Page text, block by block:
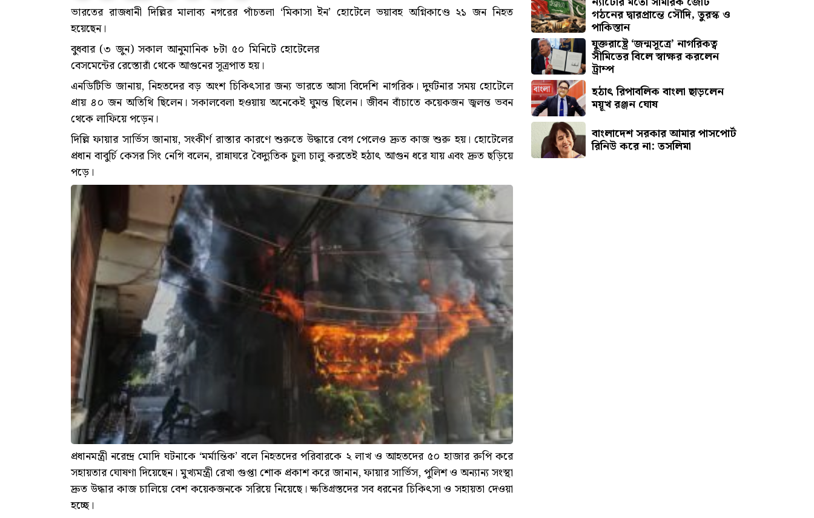
ভারতের রাজধানী দিল্লির মালাব্য নগরের পাঁচতলা ‘মিকাসা ইন’ হোটেলে ভয়াবহ অগ্নিকাণ্ডে ২১ জন নিহত
হয়েছেন।
বুধবার (৩ জুন) সকাল আনুমানিক ৮টা ৫০ মিনিটে হোটেলের
বেসমেন্টের রেস্তোরাঁ থেকে আগুনের সূত্রপাত হয়।
এনডিটিভি জানায়, নিহতদের বড় অংশ চিকিৎসার জন্য ভারতে আসা বিদেশি নাগরিক। দুর্ঘটনার সময় হোটেলে
প্রায় ৪০ জন অতিথি ছিলেন। সকালবেলা হওয়ায় অনেকেই ঘুমন্ত ছিলেন। জীবন বাঁচাতে কয়েকজন জ্বলন্ত ভবন
থেকে লাফিয়ে পড়েন।
দিল্লি ফায়ার সার্ভিস জানায়, সংকীর্ণ রাস্তার কারণে শুরুতে উদ্ধারে বেগ পেলেও দ্রুত কাজ শুরু হয়। হোটেলের
প্রধান বাবুর্চি কেসর সিং নেগি বলেন, রান্নাঘরে বৈদ্যুতিক চুলা চালু করতেই হঠাৎ আগুন ধরে যায় এবং দ্রুত ছড়িয়ে
পড়ে।
প্রধানমন্ত্রী নরেন্দ্র মোদি ঘটনাকে ‘মর্মান্তিক’ বলে নিহতদের পরিবারকে ২ লাখ ও আহতদের ৫০ হাজার রুপি করে
সহায়তার ঘোষণা দিয়েছেন। মুখ্যমন্ত্রী রেখা গুপ্তা শোক প্রকাশ করে জানান, ফায়ার সার্ভিস, পুলিশ ও অন্যান্য সংস্থা
দ্রুত উদ্ধার কাজ চালিয়ে বেশ কয়েকজনকে সরিয়ে নিয়েছে। ক্ষতিগ্রস্তদের সব ধরনের চিকিৎসা ও সহায়তা দেওয়া
হচ্ছে।
গঠনের দ্বারপ্রান্তে সৌদি, তুরস্ক ও
পাকিস্তান
যুক্তরাষ্ট্রে ‘জন্মসূত্রে’ নাগরিকত্ব
সীমিতের বিলে স্বাক্ষর করলেন
ট্রাম্প
হঠাৎ রিপাবলিক বাংলা ছাড়লেন
ময়ূখ রঞ্জন ঘোষ
বাংলাদেশ সরকার আমার পাসপোর্ট
রিনিউ করে না: তসলিমা